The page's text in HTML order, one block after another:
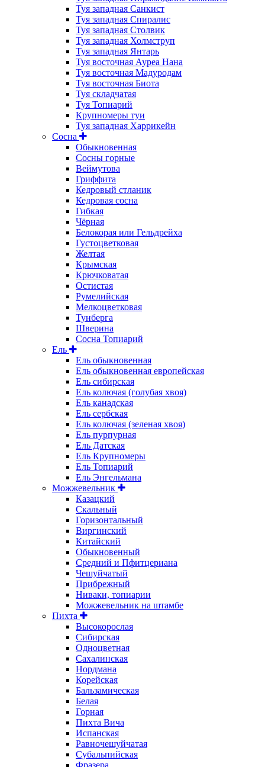
Туя западная Санкист
Туя западная Спиралис
Туя западная Столвик
Туя западная Холмструп
Туя западная Янтарь
Туя восточная Ауреа Нана
Туя восточная Мадуродам
Туя восточная Биота
Туя складчатая
Туя Топиарий
Крупномеры туи
Туя западная Харрикейн
Сосна
Обыкновенная
Сосны горные
Веймутова
Гриффита
Кедровый стланик
Кедровая сосна
Гибкая
Чёрная
Белокорая или Гельдрейха
Густоцветковая
Желтая
Крымская
Крючковатая
Остистая
Румелийская
Мелкоцветковая
Тунберга
Шверина
Сосна Топиарий
Ель
Ель обыкновенная
Ель обыкновенная европейская
Ель сибирская
Ель колючая (голубая хвоя)
Ель канадская
Ель сербская
Ель колючая (зеленая хвоя)
Ель пурпурная
Ель Датская
Ель Крупномеры
Ель Топиарий
Ель Энгельмана
Можжевельник
Казацкий
Скальный
Горизонтальный
Виргинский
Китайский
Обыкновенный
Средний и Пфитцериана
Чешуйчатый
Прибрежный
Ниваки, топиарии
Можжевельник на штамбе
Пихта
Высокорослая
Сибирская
Одноцветная
Сахалинская
Нордмана
Корейская
Бальзамическая
Белая
Горная
Пихта Вича
Испанская
Равночешуйчатая
Субальпийская
Фразера